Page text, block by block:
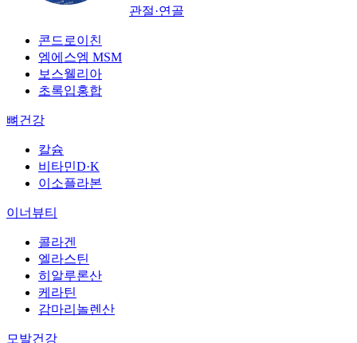
관절·연골
콘드로이친
엠에스엠 MSM
보스웰리아
초록입홍합
뼈건강
칼슘
비타민D·K
이소플라본
이너뷰티
콜라겐
엘라스틴
히알루론산
케라틴
감마리놀렌산
모발건강